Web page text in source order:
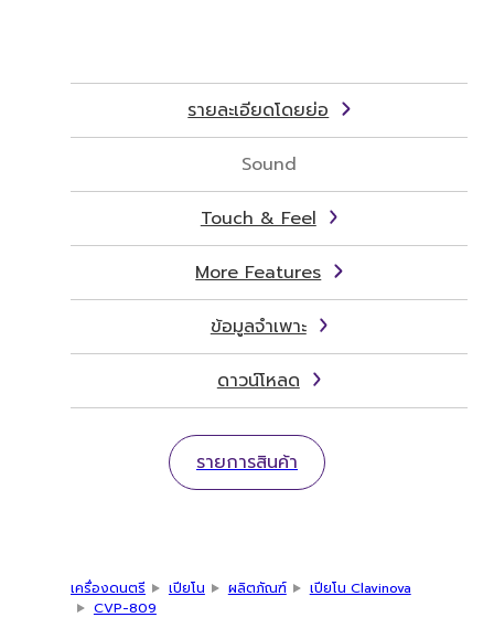
รายละเอียดโดยย่อ
Sound
Touch & Feel
More Features
ข้อมูลจำเพาะ
ดาวน์โหลด
รายการสินค้า
เครื่องดนตรี เปียโน ผลิตภัณฑ์
เปียโน Clavinova
CVP-809